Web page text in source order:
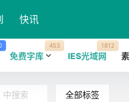
快讯
免费字库
453
IES光域网
1812
全部标签